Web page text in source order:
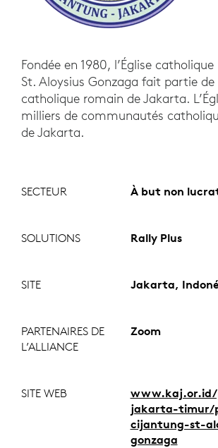
Fondée en 1980, l’Église catholique
St. Aloysius Gonzaga fait partie de
catholique romain de Jakarta.
milliers de communautés
de Jakarta.
SECTEUR À but non
SOLUTIONS Rally Plus
SITE Jakarta,
PARTENAIRES DE
L’ALLIANCE
Zoom
SITE WEB
jakarta-timur/
cijantung-st-
gonzaga